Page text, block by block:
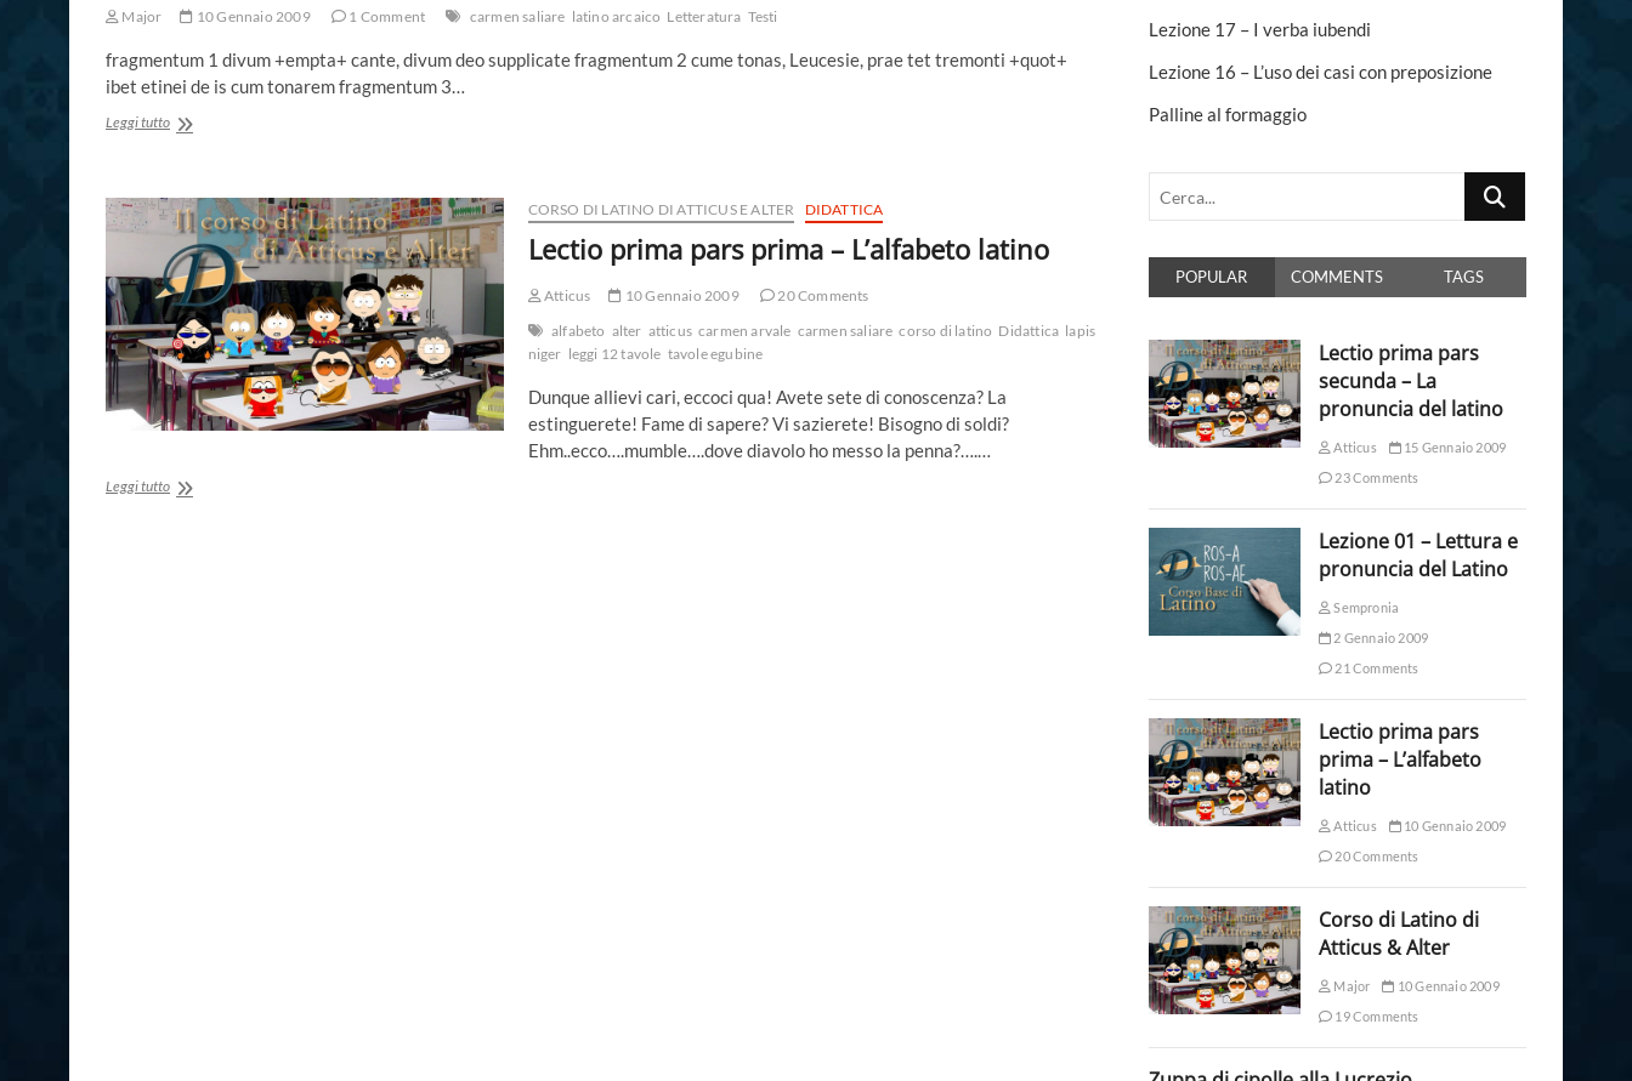
Major 10 Gennaio 2009 1 Comment carmen saliare latino arcaico Letteratura Testi
fragmentum 1 divum +empta+ cante, divum deo supplicate fragmentum 2 cume tonas, Leucesie, prae tet tremonti +quot+
ibet etinei de is cum tonarem fragmentum 3…
Leggi tuttoCarmen
CORSO DI LATINO DI ATTICUS E ALTER DIDATTICA
Lectio prima pars prima – L’alfabeto latino
Atticus 10 Gennaio 2009
20 Comments
alfabeto alter atticus carmen arvale carmen saliare corso di latino Didattica lapis
niger leggi 12 tavole tavole egubine
Dunque allievi cari, eccoci qua! Avete sete di conoscenza? La
estinguerete! Fame di sapere? Vi sazierete! Bisogno di soldi?
Ehm..ecco….mumble….dove diavolo ho messo la penna?….…
Leggi tuttoLectio
Lezione 17 – I verba iubendi
Lezione 16 – L’uso dei casi con preposizione
Palline al formaggio
Cerca...
POPULAR COMMENTS TAGS
Lectio prima pars
secunda – La
pronuncia del latino
Atticus
15 Gennaio 2009
23 Comments
Lezione 01 – Lettura e
pronuncia del Latino
Sempronia
2 Gennaio 2009
21 Comments
Lectio prima pars
prima – L’alfabeto
latino
Atticus
10 Gennaio 2009
20 Comments
Corso di Latino di
Atticus & Alter
Major
10 Gennaio 2009
19 Comments